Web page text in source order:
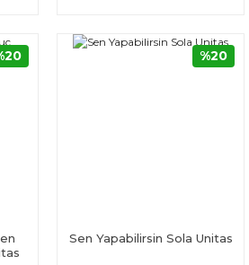
Sen Yapabilirsin Sola Unitas
%20